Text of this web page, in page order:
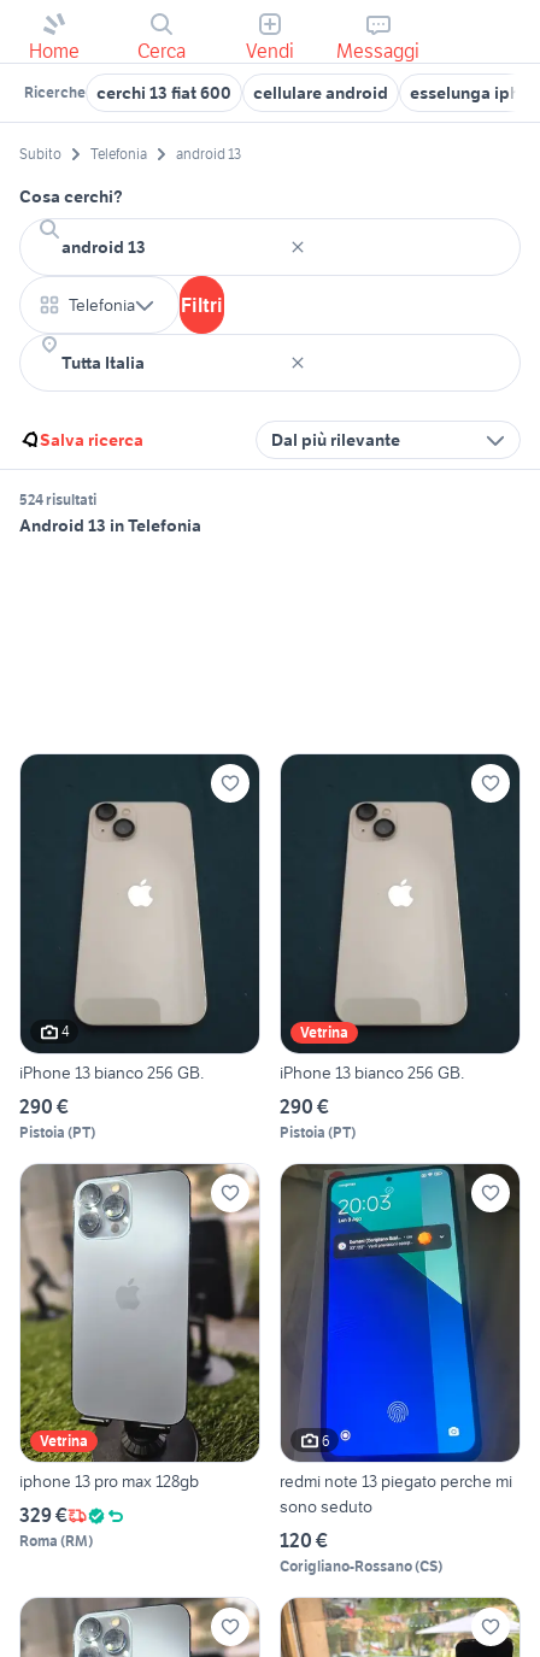
Home Cerca Vendi Messaggi
Ricerche cerchi 13 fiat 600 cellulare android esselunga
Subito Telefonia android 13
Cosa cerchi?
Telefonia Filtri
Salva ricerca Dal più rilevante
524 risultati
Android 13 in Telefonia
4
iPhone 13 bianco 256 GB.
290 €
Pistoia (PT)
Vetrina
iPhone 13 bianco 256 GB.
290 €
Pistoia (PT)
Vetrina
iphone 13 pro max 128gb
329 €
Roma (RM)
6
redmi note 13 piegato perche mi
sono seduto
120 €
Corigliano-Rossano(CS)